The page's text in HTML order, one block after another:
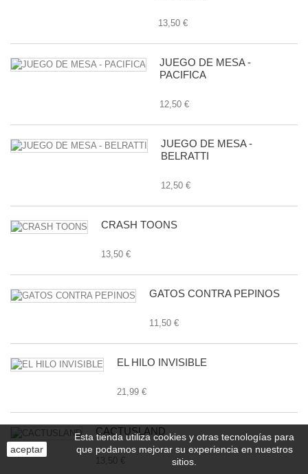
13,50 €
JUEGO DE MESA -
PACIFICA
12,50 €
JUEGO DE MESA -
BELRATTI
12,50 €
CRASH TOONS
13,50 €
GATOS CONTRA PEPINOS
11,50 €
EL HILO INVISIBLE
21,99 €
CACTUSLAND
13,50 €
aceptar
Esta tienda utiliza cookies y otras tecnologías para
que podamos mejorar su experiencia en nuestros
sitios.